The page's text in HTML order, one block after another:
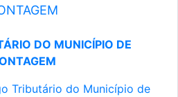
DO MUNICÍPIO DE
Tributário do Município de